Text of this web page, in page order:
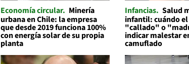
Economía circular
Minería
urbana en Chile: la empresa
que desde 2019 funciona 100%
con energía solar de su propia
planta
Infancias Salud
infantil: cuándo
"callado" o
indicar malestar
camuflado